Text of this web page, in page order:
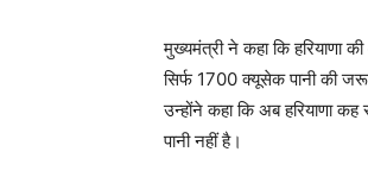
मुख्यमंत्री ने कहा कि हरियाणा
सिर्फ 1700 क्यूसेक पानी की
उन्होंने कहा कि अब हरियाणा
पानी नहीं है।